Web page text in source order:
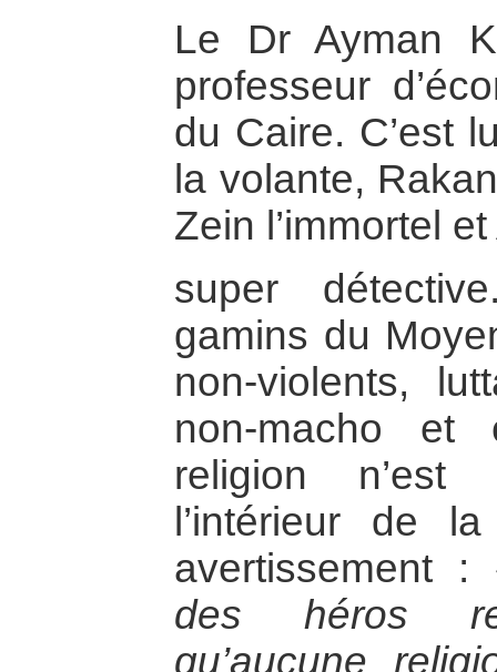
Le Dr Ayman
professeur
du Caire. C’est
la volante,
Zein l’immortel
super
gamins du
non-violents,
non-macho et
religion
l’intérieur de
avertissement :
des héros
qu’aucune